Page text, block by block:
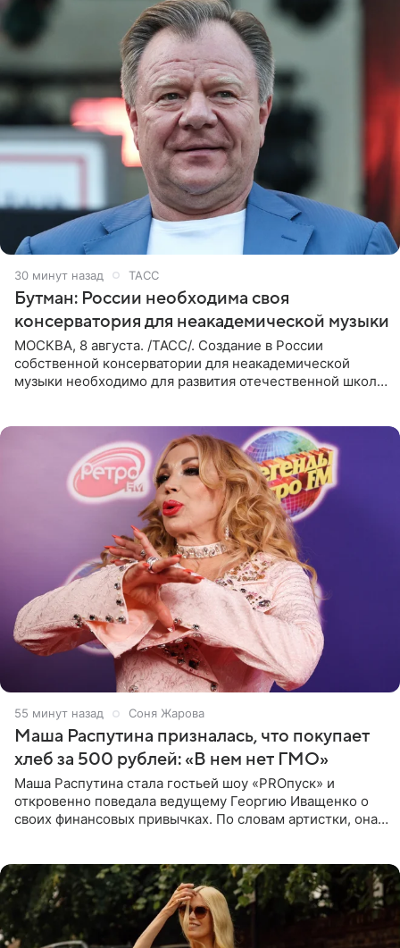
30 минут назад ТАСС
Бутман: России необходима своя
консерватория для неакадемической музыки
МОСКВА, 8 августа. /ТАСС/. Создание в России
собственной консерватории для неакадемической
музыки необходимо для развития отечественной школы
55 минут назад Соня Жарова
Маша Распутина призналась, что покупает
хлеб за 500 рублей: «В нем нет ГМО»
Маша Распутина стала гостьей шоу «PROпуск» и
откровенно поведала ведущему Георгию Иващенко о
своих финансовых привычках. По словам артистки, она